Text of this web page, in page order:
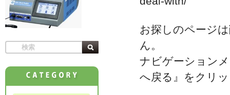
お探しのページ
ん。
ナビゲーション
へ戻る』をクリ